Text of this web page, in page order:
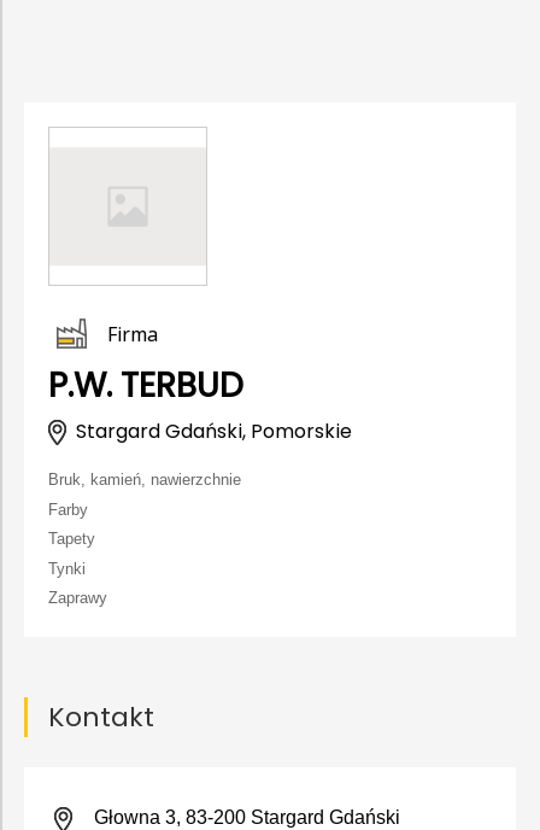
Firma
P.W. TERBUD
Stargard Gdański, Pomorskie
Bruk, kamień, nawierzchnie
Farby
Tapety
Tynki
Zaprawy
Kontakt
Głowna 3, 83-200 Stargard Gdański